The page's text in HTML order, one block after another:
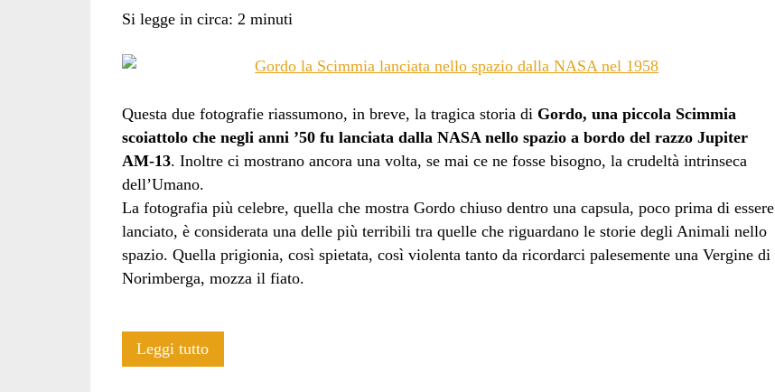
Si legge in circa: 2 minuti
Questa due fotografie riassumono, in breve, la tragica storia di Gordo, una piccola Scimmia
scoiattolo che negli anni ’50 fu lanciata dalla NASA nello spazio a bordo del razzo Jupiter
AM-13. Inoltre ci mostrano ancora una volta, se mai ce ne fosse bisogno, la crudeltà intrinseca
dell’Umano.
La fotografia più celebre, quella che mostra Gordo chiuso dentro una capsula, poco prima di essere
lanciato, è considerata una delle più terribili tra quelle che riguardano le storie degli Animali nello
spazio. Quella prigionia, così spietata, così violenta tanto da ricordarci palesemente una Vergine di
Norimberga, mozza il fiato.
Leggi tuttoLa